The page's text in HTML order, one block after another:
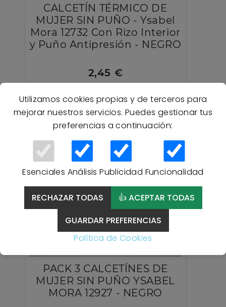
Utilizamos cookies propias y de terceros para
mejorar nuestros servicios. Puedes gestionar tus
preferencias a continuación:
Esenciales Análisis Publicidad Funcionalidad
RECHAZAR TODAS
👍 ACEPTAR TODAS
GUARDAR PREFERENCIAS
Política de Cookies
CALCETÍN TÉRMICO DE
MUJER SIN PUÑO - Ysabel
Mora 12732 Con Rizo Interior
y Puño Antipresión - NEGRO
2,45 €
OFERTA
PACK 3 CALCETÍNES DE
MUJER SIN PUÑO YSABEL
MORA 12927 - NEGRO